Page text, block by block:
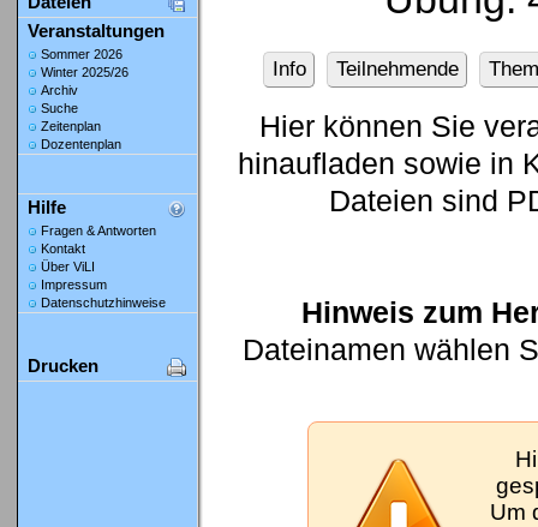
Veranstaltungen
Sommer 2026
Winter 2025/26
Archiv
Suche
Zeitenplan
Dozentenplan
Hilfe
Fragen & Antworten
Kontakt
Über ViLI
Impressum
Datenschutzhinweise
Drucken
Info Teilnehmende
Hier können Sie
hinaufladen sowie in
Dateien sind
Hinweis zum
Dateinamen wählen
Um